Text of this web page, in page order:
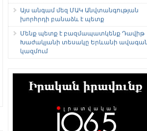
Այս անգամ մեզ ՄԱԿ Անվտանգության
խորհրդի բանաձև է պետք
Մենք պետք է բազմապատկենք Դավիթ
Խաժակյանի տեսակը Երևանի
կազմում